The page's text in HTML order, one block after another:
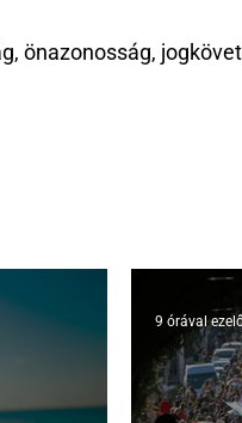
önazonosság,
9 órával